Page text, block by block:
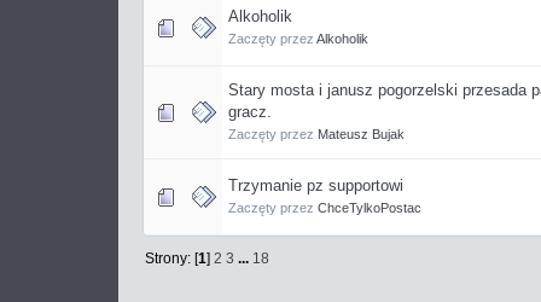
Alkoholik
Zaczęty przez Alkoholik
Stary mosta i janusz pogorzelski przesada
gracz.
Zaczęty przez Mateusz Bujak
Trzymanie pz supportowi
Zaczęty przez ChceTylkoPostac
Strony: [1]2 3 ... 18